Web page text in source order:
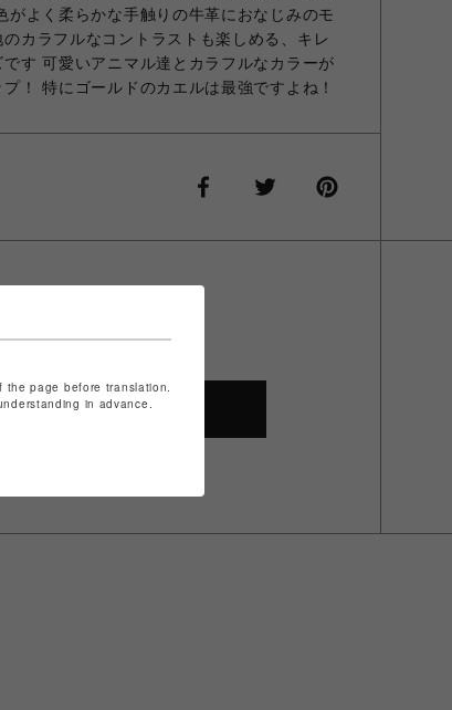
よく柔らかな手触りの牛革におなじみのモ
カラフルなコントラストも楽しめる、キレ
す 可愛いアニマル達とカラフルなカラーが
！ 特にゴールドのカエルは最強ですよね！
SHOP TOP
the page before translation.
in advance.